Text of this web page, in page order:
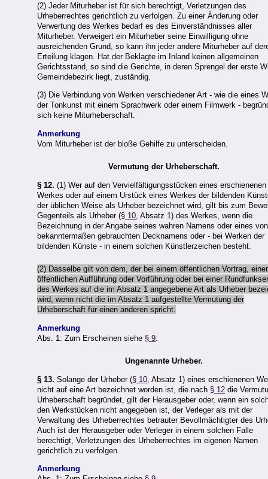
(2) Jeder Miturheber ist für sich berechtigt, Verletzungen des
Urheberrechtes gerichtlich zu verfolgen. Zu einer Änderung oder
Verwertung des Werkes bedarf es des Einverständnisses aller
Miturheber. Verweigert ein Miturheber seine Einwilligung ohne
ausreichenden Grund, so kann ihn jeder andere Miturheber auf
Erteilung klagen. Hat der Beklagte im Inland keinen allgemeinen
Gerichtsstand, so sind die Gerichte, in deren Sprengel der erste
Gemeindebezirk liegt, zuständig.
(3) Die Verbindung von Werken verschiedener Art - wie die eines
der Tonkunst mit einem Sprachwerk oder einem Filmwerk -
sich keine Miturheberschaft.
Anmerkung
Vom Miturheber ist der bloße Gehilfe zu unterscheiden.
Vermutung der Urheberschaft.
§ 12. (1) Wer auf den Vervielfältigungsstücken eines erschienenen
Werkes oder auf einem Urstück eines Werkes der bildenden
der üblichen Weise als Urheber bezeichnet wird, gilt bis zum
Gegenteils als Urheber (§ 10 , Absatz 1) des Werkes, wenn die
Bezeichnung in der Angabe seines wahren Namens oder eines
bekanntermaßen gebrauchten Decknamens oder - bei Werken der
bildenden Künste - in einem solchen Künstlerzeichen besteht.
(2) Dasselbe gilt von dem, der bei einem öffentlichen Vortrag, einer
öffentlichen Aufführung oder Vorführung oder bei einer
des Werkes auf die im Absatz 1 angegebene Art als Urheber
wird, wenn nicht die im Absatz 1 aufgestellte Vermutung der
Urheberschaft für einen anderen spricht.
Anmerkung
Abs. 1: Zum Erscheinen siehe § 9
Ungenannte Urheber.
§ 13. Solange der Urheber (§ 10 , Absatz 1) eines erschienenen
nicht auf eine Art bezeichnet worden ist, die nach § 12 die
Urheberschaft begründet, gilt der Herausgeber oder, wenn ein
den Werkstücken nicht angegeben ist, der Verleger als mit der
Verwaltung des Urheberrechtes betrauter Bevollmächtigter des
Auch ist der Herausgeber oder Verleger in einem solchen Falle
berechtigt, Verletzungen des Urheberrechtes im eigenen Namen
gerichtlich zu verfolgen.
Anmerkung